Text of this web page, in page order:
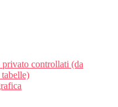
controllati (da